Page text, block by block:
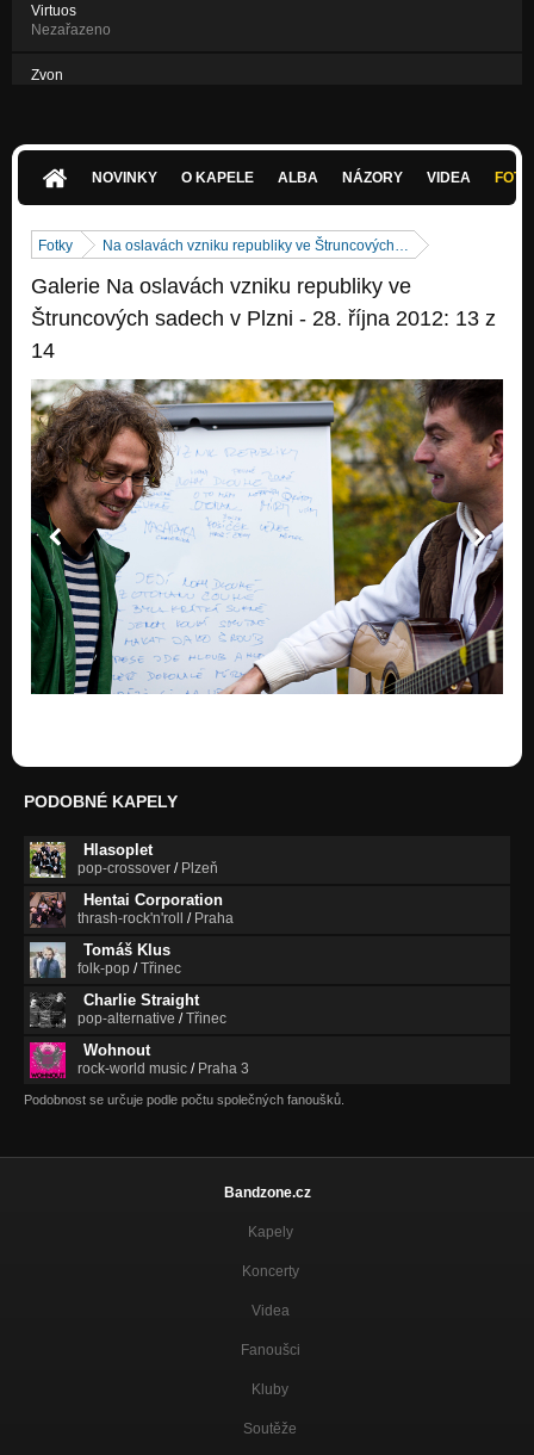
Virtuos
Nezařazeno
Zvon
NOVINKY
O KAPELE ALBA NÁZORY VIDEA
Fotky Na oslavách vzniku republiky ve Štruncových…
Galerie Na oslavách vzniku republiky ve
Štruncových sadech v Plzni - 28. října 2012: 13 z
14
PODOBNÉ KAPELY
Hlasoplet
pop-crossover / Plzeň
Hentai Corporation
thrash-rock'n'roll / Praha
Tomáš Klus
folk-pop /Třinec
Charlie Straight
pop-alternative /Třinec
Wohnout
rock-world music / Praha 3
Podobnost se určuje podle počtu společných fanoušků.
Bandzone.cz
Kapely
Koncerty
Videa
Fanoušci
Kluby
Soutěže